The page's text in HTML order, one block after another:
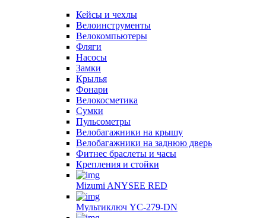
Кейсы и чехлы
Велоинструменты
Велокомпьютеры
Фляги
Насосы
Замки
Крылья
Фонари
Велокосметика
Сумки
Пульсометры
Велобагажники на крышу
Велобагажники на заднюю дверь
Фитнес браслеты и часы
Крепления и стойки
Mizumi ANYSEE RED
Мультиключ YC-279-DN